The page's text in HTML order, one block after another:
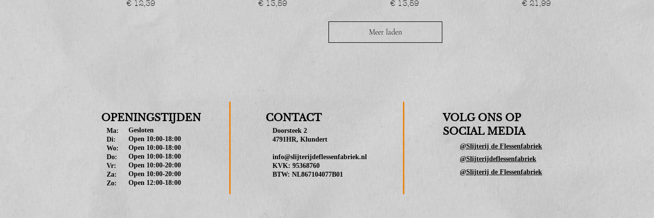
Prijs
€ 12,39
Prijs
€ 13,59
Prijs
€ 13,59
Prijs
€ 21,99
Meer laden
OPENINGSTIJDEN
Ma:
Di:
Wo:
Do:
Vr:
Za:
Zo:
Gesloten
Open 10:00-18:00
Open 10:00-18:00
Open 10:00-18:00
Open 10:00-20:00
Open 10:00-20:00
Open 12:00-18:00
CONTACT
Doorsteek 2
4791HR, Klundert
info@slijterijdeflessenfabriek.nl
KVK: 95368760
BTW: NL867104077B01
VOLG ONS OP
SOCIAL MEDIA
@Slijterij de Flessenfabriek
@Slijterijdeflessenfabriek
@Slijterij de Flessenfabriek